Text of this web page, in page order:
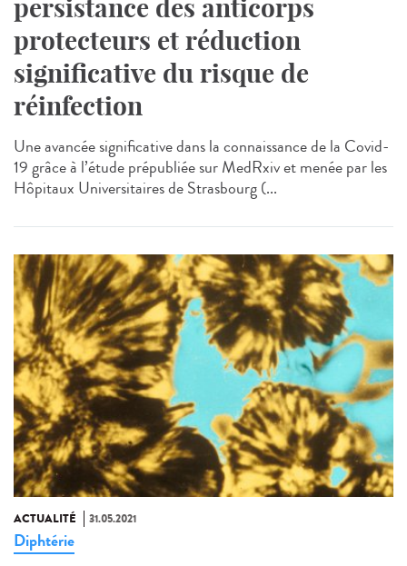
persistance des anticorps
protecteurs et réduction
significative du risque de
réinfection
Une avancée significative dans la connaissance de la Covid-
19 grâce à l’étude prépubliée sur MedRxiv et menée par les
Hôpitaux Universitaires de Strasbourg (...
ACTUALITÉ 31.05.2021
Diphtérie